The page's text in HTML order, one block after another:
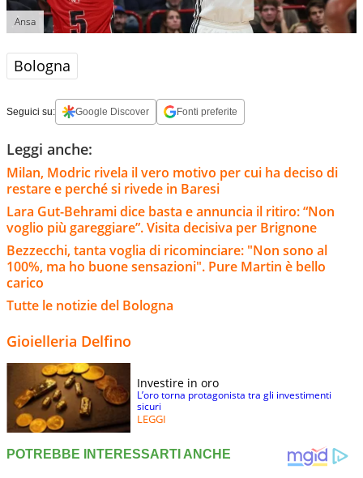
Ansa
Bologna
Seguici su: Google Discover Fonti preferite
Leggi anche:
Milan, Modric rivela il vero motivo per cui ha deciso di
restare e perché si rivede in Baresi
Lara Gut-Behrami dice basta e annuncia il ritiro: “Non
voglio più gareggiare”. Visita decisiva per Brignone
Bezzecchi, tanta voglia di ricominciare: "Non sono al
100%, ma ho buone sensazioni". Pure Martin è bello
carico
Tutte le notizie del Bologna
Gioielleria Delfino
Investire in oro
L’oro torna protagonista tra gli investimenti
sicuri
LEGGI